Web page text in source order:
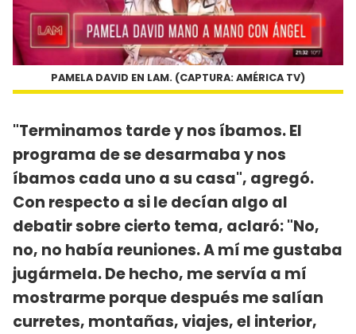
PAMELA DAVID EN LAM. (CAPTURA: AMÉRICA TV)
"Terminamos tarde y nos íbamos. El
programa de se desarmaba y nos
íbamos cada uno a su casa", agregó.
Con respecto a si le decían algo al
debatir sobre cierto tema, aclaró: "No,
no, no había reuniones. A mí me gustaba
jugármela. De hecho, me servía a mí
mostrarme porque después me salían
curretes, montañas, viajes, el interior,